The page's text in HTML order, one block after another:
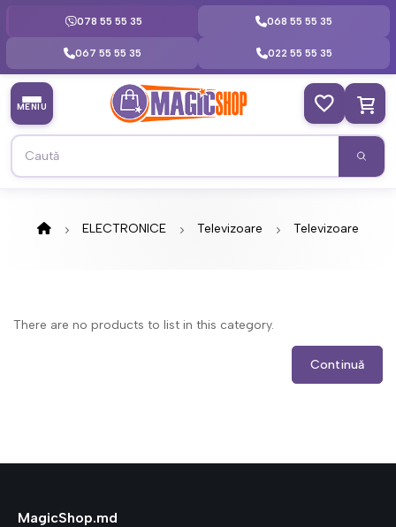
078 55 55 35 068 55 55 35
067 55 55 35 022 55 55 35
MENIU
ELECTRONICE Televizoare Televizoare
There are no products to list in this category.
Continuă
MagicShop.md